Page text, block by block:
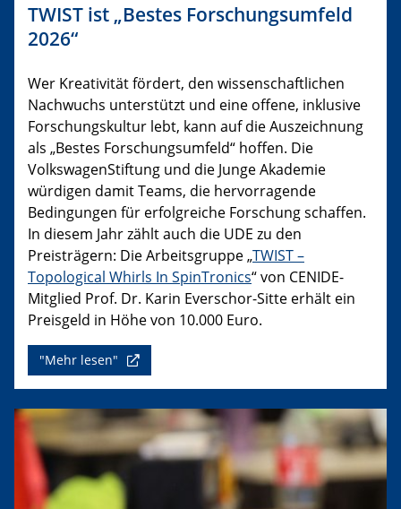
TWIST ist „Bestes Forschungsumfeld
2026“
Wer Kreativität fördert, den wissenschaftlichen
Nachwuchs unterstützt und eine offene, inklusive
Forschungskultur lebt, kann auf die Auszeichnung
als „Bestes Forschungsumfeld“ hoffen. Die
VolkswagenStiftung und die Junge Akademie
würdigen damit Teams, die hervorragende
Bedingungen für erfolgreiche Forschung schaffen.
In diesem Jahr zählt auch die UDE zu den
Preisträgern: Die Arbeitsgruppe „TWIST –
Topological Whirls In SpinTronics“ von CENIDE-
Mitglied Prof. Dr. Karin Everschor-Sitte erhält ein
Preisgeld in Höhe von 10.000 Euro.
"Mehr lesen"